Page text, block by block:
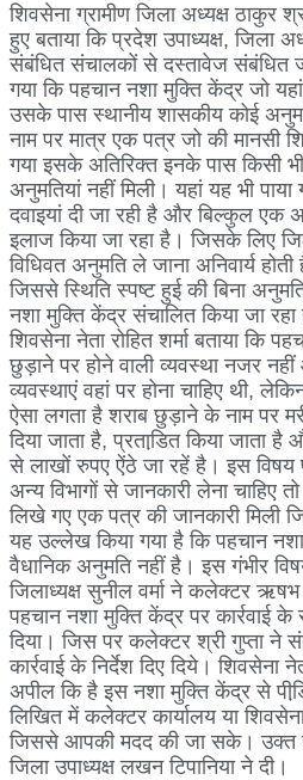
शिवसेना ग्रामीण जिला अध्यक्ष ठाकुर
हुए बताया कि प्रदेश उपाध्यक्ष, जिला
संबंधित संचालकों से दस्तावेज संबंधित
गया कि पहचान नशा मुक्ति केंद्र जो
उसके पास स्थानीय शासकीय कोई
नाम पर मात्र एक पत्र जो की मानसी
गया इसके अतिरिक्त इनके पास किसी
अनुमतियां नहीं मिली। यहां यह भी
दवाइयां दी जा रही है और बिल्कुल एक
इलाज किया जा रहा है। जिसके लिए
विधिवत अनुमति ले जाना अनिवार्य
जिससे स्थिति स्पष्ट हुई की बिना
नशा मुक्ति केंद्र संचालित किया जा रहा
शिवसेना नेता रोहित शर्मा बताया कि
छुड़ाने पर होने वाली व्यवस्था नजर
व्यवस्थाएं वहां पर होना चाहिए थी,
ऐसा लगता है शराब छुड़ाने के नाम पर
दिया जाता है, प्रताडि़त किया जाता
से लाखों रुपए ऐंठे जा रहें है। इस विषय
अन्य विभागों से जानकारी लेना चाहिए
लिखे गए एक पत्र की जानकारी मिली
यह उल्लेख किया गया है कि पहचान
वैधानिक अनुमति नहीं है। इस गंभीर
जिलाध्यक्ष सुनील वर्मा ने कलेक्टर
पहचान नशा मुक्ति केंद्र पर कार्रवाई
दिया। जिस पर कलेक्टर श्री गुप्ता ने
कार्रवाई के निर्देश दिए दिये। शिवसेना
अपील कि है इस नशा मुक्ति केंद्र से
लिखित में कलेक्टर कार्यालय या
जिससे आपकी मदद की जा सके। उक्त
जिला उपाध्यक्ष लखन टिपानिया ने दी।